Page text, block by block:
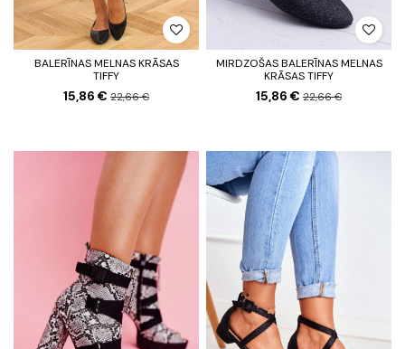
BALERĪNAS MELNAS KRĀSAS
TIFFY
15,86 € 22,66 €
MIRDZOŠAS BALERĪNAS MELNAS
KRĀSAS TIFFY
15,86 € 22,66 €